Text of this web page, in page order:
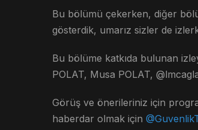
Bu bölümü çekerken, diğer
gösterdik, umarız sizler de
Bu bölüme katkıda bulunan
POLAT, Musa POLAT,
Görüş ve önerileriniz için
haberdar olmak için